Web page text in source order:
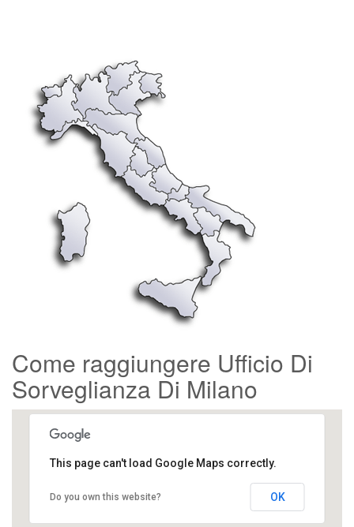
Come raggiungere Ufficio Di
Sorveglianza Di Milano
This page can't load Google Maps correctly.
Do you own this website? OK